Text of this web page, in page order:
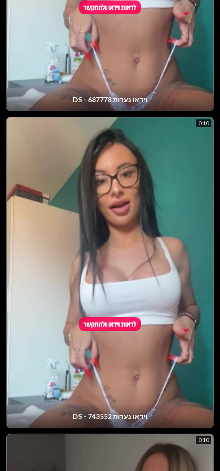
וידאו נערות DS - 687778
0:10
וידאו נערות DS - 743552
0:10